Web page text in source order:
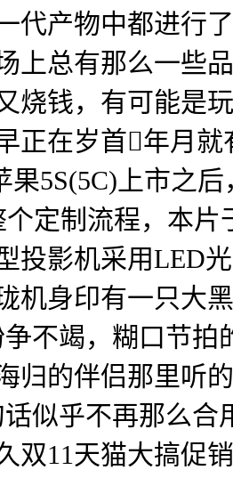
代产物中都进行
上总有那么一些
烧钱，有可能是
正在岁首年月就
5S(5C)上市之后
定制流程，本
投影机采用LED
机身印有一只大
争不竭，糊口节
归的伴侣那里听
似乎不再那么
双11天猫大搞促